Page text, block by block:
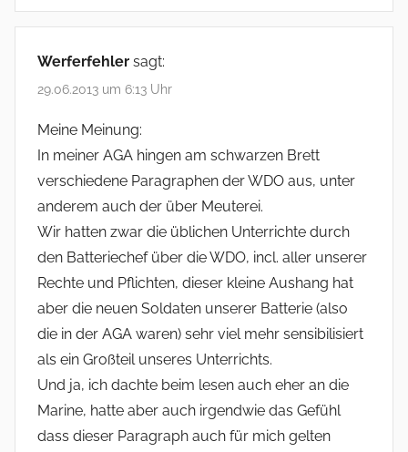
Werferfehler sagt:
29.06.2013 um 6:13 Uhr
Meine Meinung:
In meiner AGA hingen am schwarzen Brett
verschiedene Paragraphen der WDO aus, unter
anderem auch der über Meuterei.
Wir hatten zwar die üblichen Unterrichte durch
den Batteriechef über die WDO, incl. aller unserer
Rechte und Pflichten, dieser kleine Aushang hat
aber die neuen Soldaten unserer Batterie (also
die in der AGA waren) sehr viel mehr sensibilisiert
als ein Großteil unseres Unterrichts.
Und ja, ich dachte beim lesen auch eher an die
Marine, hatte aber auch irgendwie das Gefühl
dass dieser Paragraph auch für mich gelten